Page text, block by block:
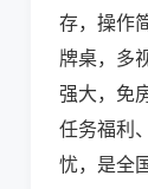
存，操作
牌桌，多
强大，免
任务福利
忧，是全